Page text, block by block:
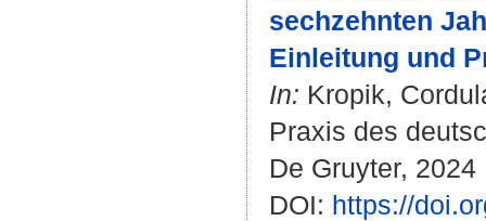
sechzehnten
Einleitung und
In: Kropik,
Praxis des
De Gruyter,
DOI: https://